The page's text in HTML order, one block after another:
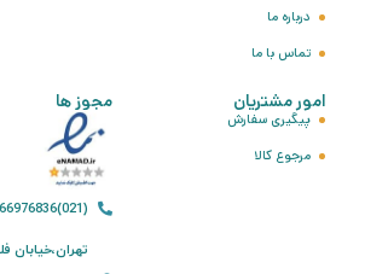
درباره ما
تماس با ما
امور مشتریان
پیگیری سفارش
مرجوع کالا
مجوز ها
(021)66976836 - 66976839
تهران،خیابان